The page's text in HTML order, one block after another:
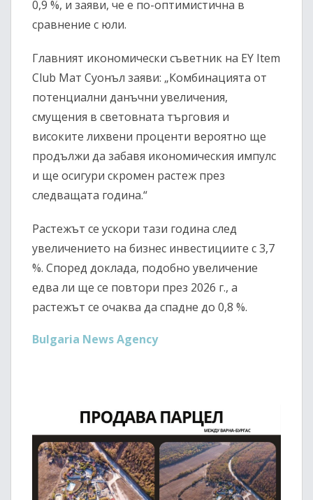
0,9 %, и заяви, че е по-оптимистична в
сравнение с юли.
Главният икономически съветник на EY Item
Club Мат Суонъл заяви: „Комбинацията от
потенциални данъчни увеличения,
смущения в световната търговия и
високите лихвени проценти вероятно ще
продължи да забавя икономическия импулс
и ще осигури скромен растеж през
следващата година.“
Растежът се ускори тази година след
увеличението на бизнес инвестициите с 3,7
%. Според доклада, подобно увеличение
едва ли ще се повтори през 2026 г., а
растежът се очаква да спадне до 0,8 %.
Bulgaria News Agency